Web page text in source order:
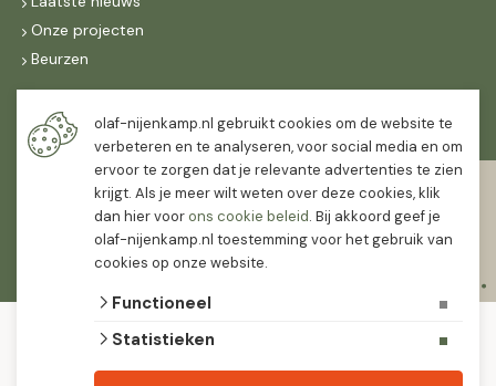
Onze projecten
Beurzen
Maandag t/m vrijdag
07:30-
16:30
12:00
algemene voorwaarden
olaf-nijenkamp.nl gebruikt cookies om de website te
verbeteren en te analyseren, voor social media en om
ervoor te zorgen dat je relevante advertenties te zien
krijgt. Als je meer wilt weten over deze cookies, klik
dan hier voorons cookie beleid. Bij akkoord geef je
olaf-nijenkamp.nl toestemming voor het gebruik van
cookies op onze website.
Functioneel
Statistieken